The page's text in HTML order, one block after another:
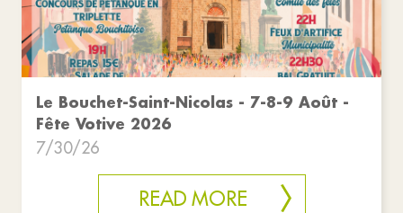
Le Bouchet-Saint-Nicolas - 7-8-9 Août -
Fête Votive 2026
7/30/26
READ MORE